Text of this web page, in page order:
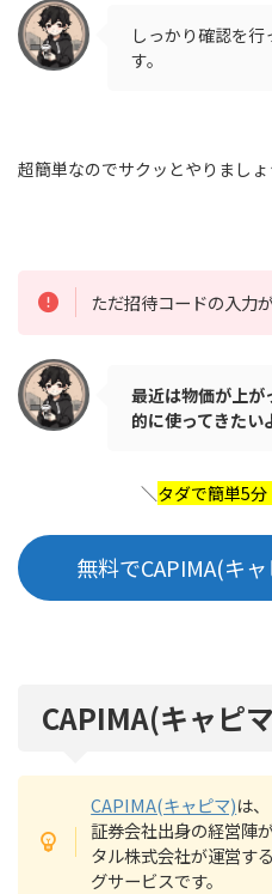
しっかり確認を
す。
超簡単なのでサクッとやりましょ
ただ招待コードの入力
最近は物価が上が
的に使ってきたい
＼タダで簡単5
無料でCAPIMA(キ
CAPIMA(キャピ
CAPIMA(キャピマ)は、
証券会社出身の経営陣
タル株式会社が運営す
グサービスです。